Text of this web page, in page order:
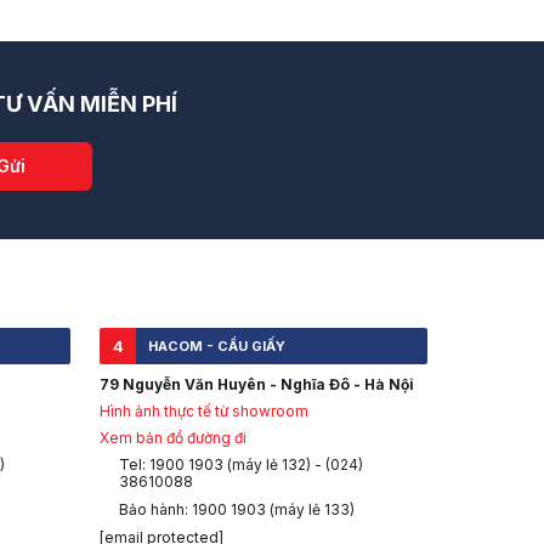
từ các thương hiệu uy tín, đảm bảo chất lượng tín hiệu mạnh, tốc
ICT chuyên sâu sẵn sàng hỗ trợ kiểm tra, tư vấn và hướng dẫn
VẤN MIỄN PHÍ
4 HACOM - CẦU GIẤY
79 Nguyễn Văn Huyên - Nghĩa Đô - Hà Nội
Hình ảnh thực tế từ showroom
Xem bản đồ đường đi
Tel: 1900 1903 (máy lẻ 132) - (024)
38610088
Bảo hành: 1900 1903 (máy lẻ 133)
[email protected]